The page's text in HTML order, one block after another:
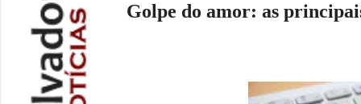
Golpe do amor: as